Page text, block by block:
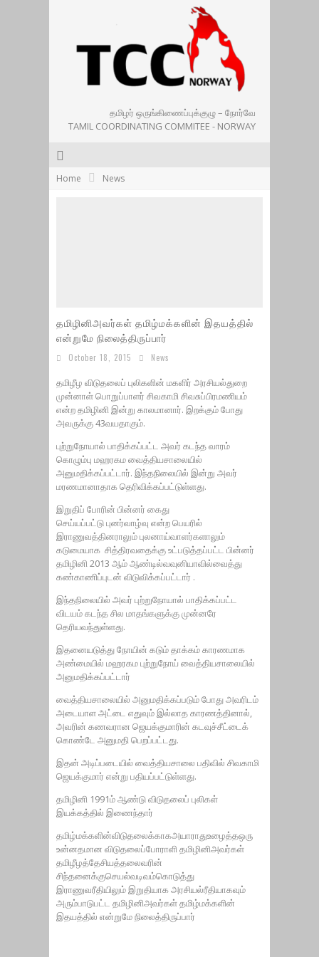
தமிழர் ஒருங்கிணைப்புக்குழு – நோர்வே
TAMIL COORDINATING COMMITEE - NORWAY
Home News
தமிழினிஅவர்கள் தமிழ்மக்களின் இதயத்தில்
என்றுமே நிலைத்திருப்பார்
October 18, 2015 News
தமிழீழ விடுதலைப் புலிகளின் மகளிர் அரசியல்துறை
முன்னாள் பொறுப்பாளர் சிவகாமி சிவசுப்பிரமணியம்
என்ற தமிழினி இன்று காலமானார். இறக்கும் போது
அவருக்கு 43வயதாகும்.
புற்றுநோயால் பாதிக்கப்பட்ட அவர் கடந்த வாரம்
கொழும்பு மஹரகம வைத்தியசாலையில்
அனுமதிக்கப்பட்டார். இந்தநிலையில் இன்று அவர்
மரணமானாதாக தெரிவிக்கப்பட்டுள்ளது.
இறுதிப் போரின் பின்னர் கைது
செய்யப்பட்டு புனர்வாழ்வு என்ற பெயரில்
இராணுவத்தினராலும் புலனாய்வாளர்களாலும்
கடுமையாக சித்திரவதைக்கு உட்படுத்தப்பட்ட பின்னர்
தமிழினி 2013 ஆம் ஆண்டில்வவுனியாவில்வைத்து
கண்காணிப்புடன் விடுவிக்கப்பட்டார் .
இந்தநிலையில் அவர் புற்றுநோயால் பாதிக்கப்பட்ட
விடயம் கடந்த சில மாதங்களுக்கு முன்னரே
தெரியவந்துள்ளது.
இதனையடுத்து நோயின் கடும் தாக்கம் காரணமாக
அண்மையில் மஹரகம புற்றுநோய் வைத்தியசாலையில்
அனுமதிக்கப்பட்டார்
வைத்தியசாலையில் அனுமதிக்கப்படும் போது அவரிடம்
அடையாள அட்டை எதுவும் இல்லாத காரணத்தினால்,
அவரின் கணவரான ஜெயக்குமாரின் கடவுச்சீட்டைக்
கொண்டே அனுமதி பெறப்பட்டது.
இதன் அடிப்படையில் வைத்தியசாலை பதிவில் சிவகாமி
ஜெயக்குமார் என்று பதியப்பட்டுள்ளது.
தமிழினி 1991ம் ஆண்டு விடுதலைப் புலிகள்
இயக்கத்தில் இணைந்தார்
தமிழ்மக்களின்விடுதலைக்காகஅயாராதுஉழைத்தஒரு
உன்னதமான விடுதலைப்போராளி தமிழினிஅவர்கள்
தமிழீழத்தேசியத்தலைவரின்
சிந்தனைக்குசெயல்வடிவம்கொடுத்து
இராணுவரீதியிலும் இறுதியாக அரசியல்ரீதியாகவும்
அரும்பாடுபட்ட தமிழினிஅவர்கள் தமிழ்மக்களின்
இதயத்தில் என்றுமே நிலைத்திருப்பார்
13வது சட்டத் திருத்தத்தை